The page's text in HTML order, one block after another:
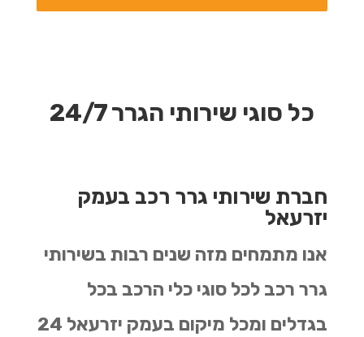
כל סוגי שירותי הגרר 24/7
חברת שירותי גרר רכב בעמק
יזרעאל
אנו מתמחים מזה שנים רבות בשירותי
גרר רכב לכל סוגי כלי הרכב בכל
בגדלים ומכל מיקום בעמק יזרעאל 24